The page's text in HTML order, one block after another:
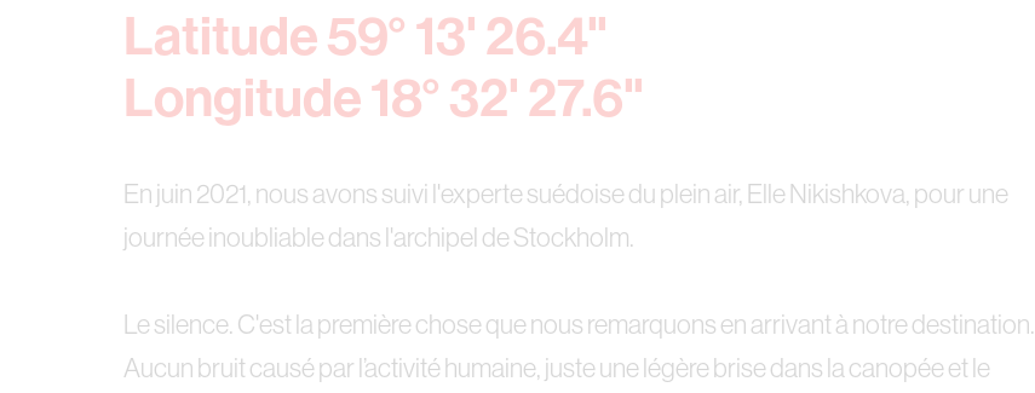
Latitude 59° 13' 26.4"
Longitude 18° 32' 27.6"
En juin 2021, nous avons suivi l'experte suédoise du plein air, Elle Nikishkova, pour une
journée inoubliable dans l'archipel de Stockholm.
Le silence. C'est la première chose que nous remarquons en arrivant à notre destination.
Aucun bruit causé par l’activité humaine, juste une légère brise dans la canopée et le